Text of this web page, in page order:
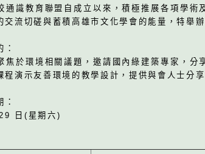
通識教育聯盟自成立以來，積極推展各項學
交流切磋與蓄積高雄市文化學會的能量，特舉辦
：
焦於環境相關議題，邀請國內綠建築專家，
程演示友善環境的教學設計，提供與會人士分
：
日(星期六)